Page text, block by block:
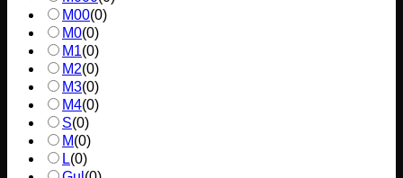
M00(0)
M0(0)
M1(0)
M2(0)
M3(0)
M4(0)
S(0)
M(0)
L(0)